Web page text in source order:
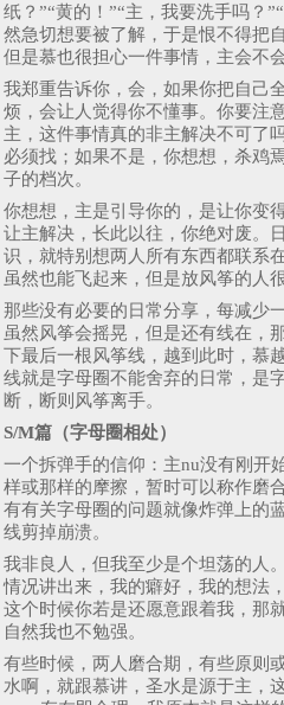
纸？”“黄的！”“主，我要洗手吗？
然急切想要被了解，于是恨不得把
但是慕也很担心一件事情，主会不
我郑重告诉你，会，如果你把自己
烦，会让人觉得你不懂事。你要注
主，这件事情真的非主解决不可了
必须找；如果不是，你想想，杀鸡
子的档次。
你想想，主是引导你的，是让你变
让主解决，长此以往，你绝对废。
识，就特别想两人所有东西都联系
虽然也能飞起来，但是放风筝的人
那些没有必要的日常分享，每减少
虽然风筝会摇晃，但是还有线在，
下最后一根风筝线，越到此时，慕
线就是字母圈不能舍弃的日常，是
断，断则风筝离手。
S/M篇（字母圈相处）
一个拆弹手的信仰：主nu没有刚开
样或那样的摩擦，暂时可以称作磨
有有关字母圈的问题就像炸弹上的
线剪掉崩溃。
我非良人，但我至少是个坦荡的人
情况讲出来，我的癖好，我的想法
这个时候你若是还愿意跟着我，那
自然我也不勉强。
有些时候，两人磨合期，有些原则
水啊，就跟慕讲，圣水是源于主，